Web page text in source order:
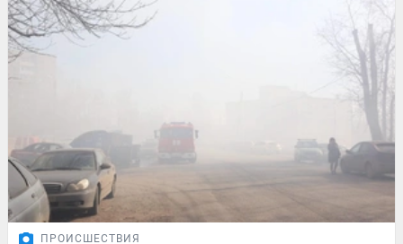
ПРОИСШЕСТВИЯ